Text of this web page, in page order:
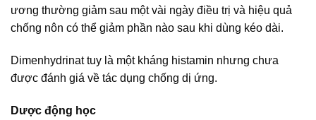
ương thường giảm sau một vài ngày điều trị và hiệu quả
chống nôn có thể giảm phần nào sau khi dùng kéo dài.
Dimenhydrinat tuy là một kháng histamin nhưng chưa
được đánh giá về tác dụng chống dị ứng.
Dược động học